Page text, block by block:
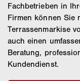
Fachbetrieben in
Firmen können Sie
Terrassenmarkise
auch einen
Beratung,
Kundendienst.